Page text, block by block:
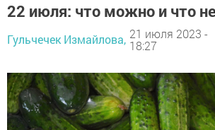
22 июля: что можно и что
Гульчечек Измайлова, 21 июля 2023 -
18:27